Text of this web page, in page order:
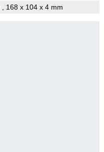
, 168 x 104 x 4 mm